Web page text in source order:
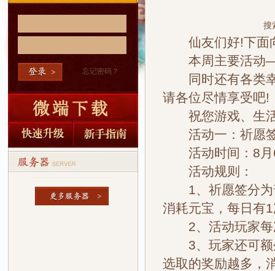
忘记密码？
搜
仙友们好!下面向
本周主要活动——
同时还有各类幸
请各位尽情享受吧!
祝您游戏、生
活动一：祈愿
活动时间：8月
活动规则：
1、祈愿签分为
消耗元宝，每日有
2、活动玩家每
3、玩家还可额
选取的奖励越多，